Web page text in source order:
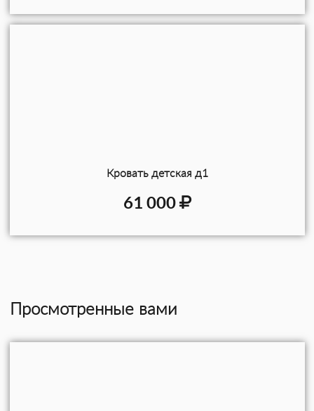
Кровать детская д1
61 000
Просмотренные вами